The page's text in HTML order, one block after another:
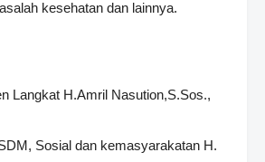
kesehatan dan lainnya.
Langkat H.Amril Nasution,S.Sos.,
Sosial dan kemasyarakatan H.